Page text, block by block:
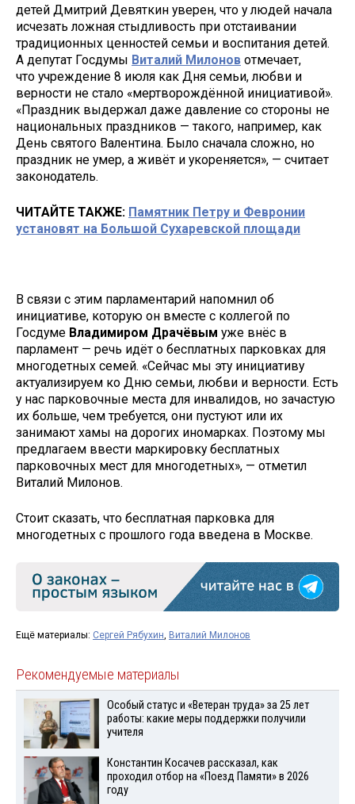
детей Дмитрий Девяткин уверен, что у людей начала
исчезать ложная стыдливость при отстаивании
традиционных ценностей семьи и воспитания детей.
А депутат Госдумы Виталий Милонов отмечает,
что учреждение 8 июля как Дня семьи, любви и
верности не стало «мертворождённой инициативой».
«Праздник выдержал даже давление со стороны не
национальных праздников — такого, например, как
День святого Валентина. Было сначала сложно, но
праздник не умер, а живёт и укореняется», — считает
законодатель.
ЧИТАЙТЕ ТАКЖЕ: Памятник Петру и Февронии
установят на Большой Сухаревской площади
В связи с этим парламентарий напомнил об
инициативе, которую он вместе с коллегой по
Госдуме Владимиром Драчёвым уже внёс в
парламент — речь идёт о бесплатных парковках для
многодетных семей. «Сейчас мы эту инициативу
актуализируем ко Дню семьи, любви и верности. Есть
у нас парковочные места для инвалидов, но зачастую
их больше, чем требуется, они пустуют или их
занимают хамы на дорогих иномарках. Поэтому мы
предлагаем ввести маркировку бесплатных
парковочных мест для многодетных», — отметил
Виталий Милонов.
Стоит сказать, что бесплатная парковка для
многодетных с прошлого года введена в Москве.
Ещё материалы: Сергей Рябухин, Виталий Милонов
Рекомендуемые материалы
Особый статус и «Ветеран труда» за 25 лет
работы: какие меры поддержки получили
учителя
Константин Косачев рассказал, как
проходил отбор на «Поезд Памяти» в 2026
году